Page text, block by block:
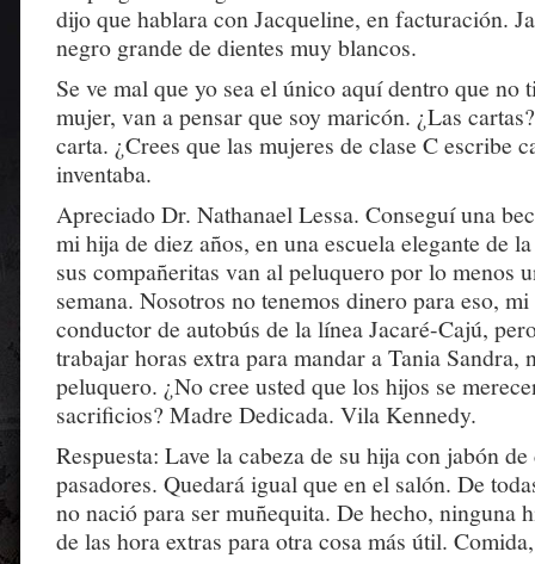
dijo que hablara con Jacqueline, en facturación.
negro grande de dientes muy blancos.
Se ve mal que yo sea el único aquí dentro que no
mujer, van a pensar que soy maricón. ¿Las
carta. ¿Crees que las mujeres de clase C escribe
inventaba.
Apreciado Dr. Nathanael Lessa. Conseguí una
mi hija de diez años, en una escuela elegante de
sus compañeritas van al peluquero por lo menos
semana. Nosotros no tenemos dinero para eso,
conductor de autobús de la línea Jacaré-Cajú,
trabajar horas extra para mandar a Tania Sandra,
peluquero. ¿No cree usted que los hijos se
sacrificios? Madre Dedicada. Vila Kennedy.
Respuesta: Lave la cabeza de su hija con jabón
pasadores. Quedará igual que en el salón. De
no nació para ser muñequita. De hecho, ninguna
de las hora extras para otra cosa más útil.